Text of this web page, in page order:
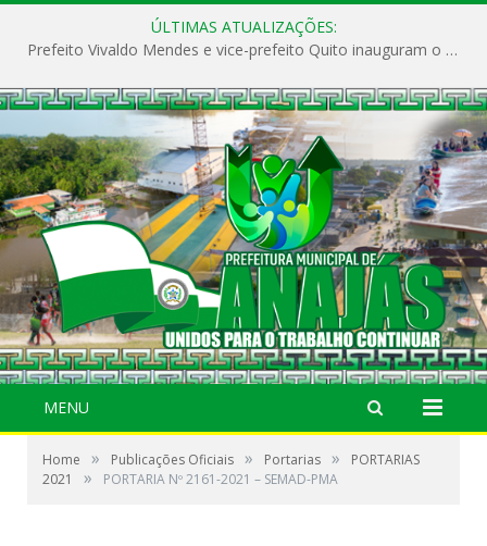
ÚLTIMAS ATUALIZAÇÕES:
Prefeito Vivaldo Mendes e vice-prefeito Quito inauguram o CAPS e fortalecem a saúde pública em Anajás.
MENU
Home » Publicações Oficiais » Portarias »
PORTARIAS
2021
» PORTARIA Nº 2161-2021 – SEMAD-PMA